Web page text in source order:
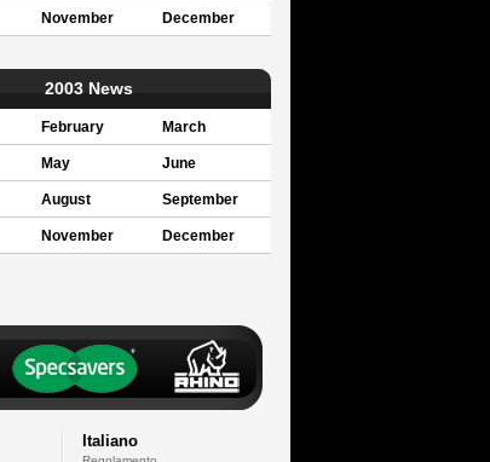
November December
2003 News
February March
May June
August September
November December
Italiano